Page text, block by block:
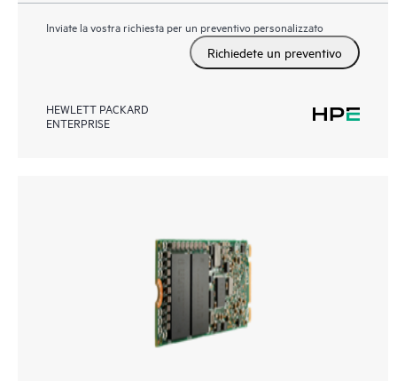
Inviate la vostra richiesta per un preventivo personalizzato
Richiedete un preventivo
HEWLETT PACKARD
ENTERPRISE